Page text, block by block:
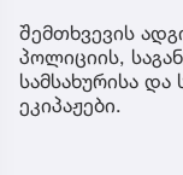
შემთხვევის
პოლიციის,
სამსახურისა
ეკიპაჟები.